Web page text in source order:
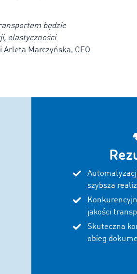
będzie
elastyczności
Marczyńska, CEO
szybsza
jakości
Skuteczna
obieg